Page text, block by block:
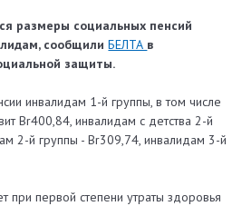
размеры социальных пенсий
сообщилиБЕЛТА в
защиты.
инвалидам 1-й группы, в том числе
Br400,84, инвалидам с детства 2-й
2-й группы - Br309,74, инвалидам 3-й
при первой степени утраты здоровья